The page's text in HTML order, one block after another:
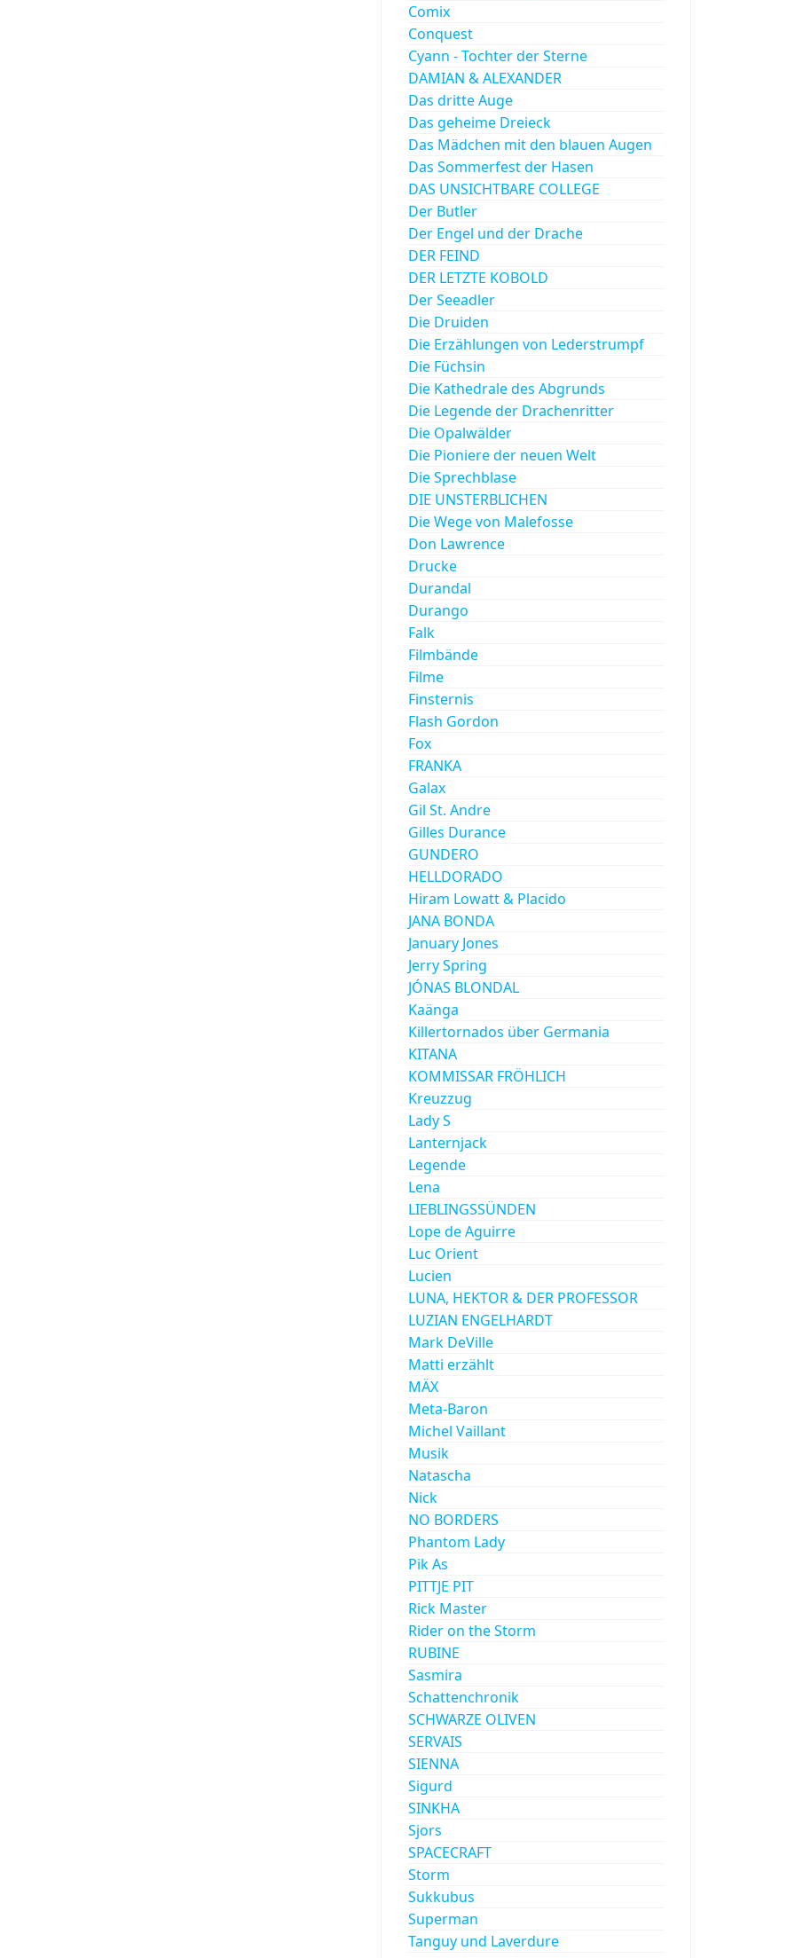
Comix
Conquest
Cyann - Tochter der Sterne
DAMIAN & ALEXANDER
Das dritte Auge
Das geheime Dreieck
Das Mädchen mit den blauen Augen
Das Sommerfest der Hasen
DAS UNSICHTBARE COLLEGE
Der Butler
Der Engel und der Drache
DER FEIND
DER LETZTE KOBOLD
Der Seeadler
Die Druiden
Die Erzählungen von Lederstrumpf
Die Füchsin
Die Kathedrale des Abgrunds
Die Legende der Drachenritter
Die Opalwälder
Die Pioniere der neuen Welt
Die Sprechblase
DIE UNSTERBLICHEN
Die Wege von Malefosse
Don Lawrence
Drucke
Durandal
Durango
Falk
Filmbände
Filme
Finsternis
Flash Gordon
Fox
FRANKA
Galax
Gil St. Andre
Gilles Durance
GUNDERO
HELLDORADO
Hiram Lowatt & Placido
JANA BONDA
January Jones
Jerry Spring
JÓNAS BLONDAL
Kaänga
Killertornados über Germania
KITANA
KOMMISSAR FRÖHLICH
Kreuzzug
Lady S
Lanternjack
Legende
Lena
LIEBLINGSSÜNDEN
Lope de Aguirre
Luc Orient
Lucien
LUNA, HEKTOR & DER PROFESSOR
LUZIAN ENGELHARDT
Mark DeVille
Matti erzählt
MÄX
Meta-Baron
Michel Vaillant
Musik
Natascha
Nick
NO BORDERS
Phantom Lady
Pik As
PITTJE PIT
Rick Master
Rider on the Storm
RUBINE
Sasmira
Schattenchronik
SCHWARZE OLIVEN
SERVAIS
SIENNA
Sigurd
SINKHA
Sjors
SPACECRAFT
Storm
Sukkubus
Superman
Tanguy und Laverdure